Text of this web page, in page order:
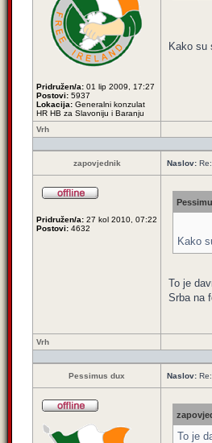
Pridružen/a: 01 lip 2009, 17:27
Postovi: 5937
Lokacija: Generalni konzulat
HR HB za Slavoniju i Baranju
Kako su
Vrh
zapovjednik Naslov:
Pridružen/a: 27 kol 2010, 07:22
Postovi: 4632
Kako
To je
Srba na
Vrh
Pessimus dux Naslov:
To je